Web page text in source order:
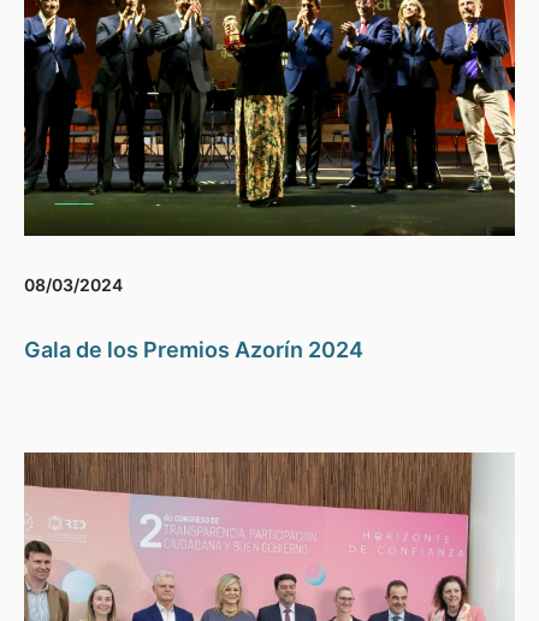
08/03/2024
Gala de los Premios Azorín 2024